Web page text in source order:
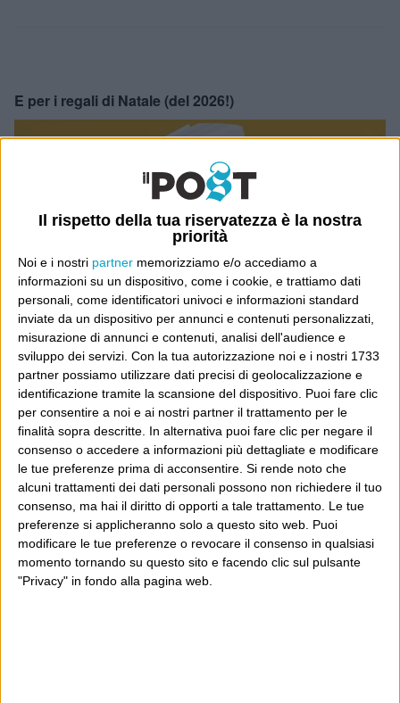
Il rispetto della tua riservatezza è la nostra
priorità
Noi e i nostri partner memorizziamo e/o accediamo a
informazioni su un dispositivo, come i cookie, e trattiamo dati
personali, come identificatori univoci e informazioni standard
inviate da un dispositivo per annunci e contenuti personalizzati,
misurazione di annunci e contenuti, analisi dell'audience e
sviluppo dei servizi. Con la tua autorizzazione noi e i nostri 1733
partner possiamo utilizzare dati precisi di geolocalizzazione e
identificazione tramite la scansione del dispositivo. Puoi fare clic
per consentire a noi e ai nostri partner il trattamento per le
finalità sopra descritte. In alternativa puoi fare clic per negare il
consenso o accedere a informazioni più dettagliate e modificare
le tue preferenze prima di acconsentire. Si rende noto che
alcuni trattamenti dei dati personali possono non richiedere il tuo
consenso, ma hai il diritto di opporti a tale trattamento. Le tue
preferenze si applicheranno solo a questo sito web. Puoi
modificare le tue preferenze o revocare il consenso in qualsiasi
momento tornando su questo sito e facendo clic sul pulsante
"Privacy" in fondo alla pagina web.
E per i regali di Natale (del 2026!)